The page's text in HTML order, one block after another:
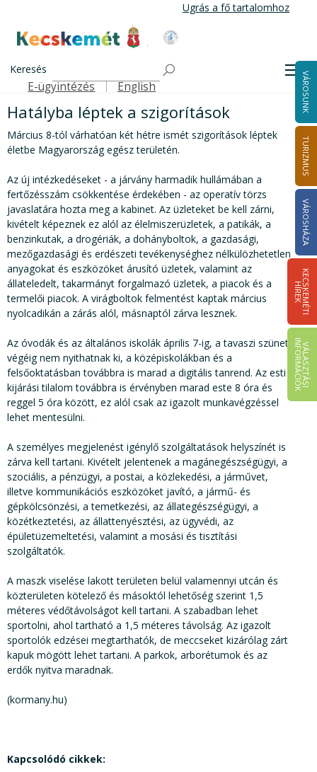
tartalomra
Ugrás a fő tartalomhoz
Kecskemét Város Honlapja
Keresés
Felső navigáció
E-ügyintézés English VÁROSUNK
TURIZMUS
VÁROSHÁZA
K
E
C
S
K
E
M
É
T
I
HÍ
R
E
K
V
Á
L
A
S
Z
T
Á
S
I
IN
F
O
R
M
Á
C
I
Ó
K
Koronavírus
Koronavírus
Hatályba léptek a szigorítások
Március 8-tól várhatóan két hétre ismét szigorítások léptek
életbe Magyarország egész területén.
Az új intézkedéseket - a járvány harmadik hullámában a
fertőzésszám csökkentése érdekében - az operatív törzs
javaslatára hozta meg a kabinet. Az üzleteket be kell zárni,
kivételt képeznek ez alól az élelmiszerüzletek, a patikák, a
benzinkutak, a drogériák, a dohányboltok, a gazdasági,
mezőgazdasági és erdészeti tevékenységhez nélkülözhetetlen
anyagokat és eszközöket árusító üzletek, valamint az
állateledelt, takarmányt forgalmazó üzletek, a piacok és a
termelői piacok. A virágboltok felmentést kaptak március
nyolcadikán a zárás alól, másnaptól zárva lesznek.
Az óvodák és az általános iskolák április 7-ig, a tavaszi szünet
végéig nem nyithatnak ki, a középiskolákban és a
felsőoktatásban továbbra is marad a digitális tanrend. Az esti
kijárási tilalom továbbra is érvényben marad este 8 óra és
reggel 5 óra között, ez alól csak az igazolt munkavégzéssel
lehet mentesülni.
A személyes megjelenést igénylő szolgáltatások helyszínét is
zárva kell tartani. Kivételt jelentenek a magánegészségügyi, a
szociális, a pénzügyi, a postai, a közlekedési, a járművet,
illetve kommunikációs eszközöket javító, a jármű- és
gépkölcsönzési, a temetkezési, az állategészségügyi, a
közétkeztetési, az állattenyésztési, az ügyvédi, az
épületüzemeltetési, valamint a mosási és tisztítási
szolgáltatók.
A maszk viselése lakott területen belül valamennyi utcán és
közterületen kötelező és másoktól lehetőség szerint 1,5
méteres védőtávolságot kell tartani. A szabadban lehet
sportolni, ahol tartható a 1,5 méteres távolság. Az igazolt
sportolók edzései megtarthatók, de meccseket kizárólag zárt
kapuk mögött lehet tartani. A parkok, arborétumok és az
erdők nyitva maradnak.
(kormany.hu)
Kapcsolódó cikkek: